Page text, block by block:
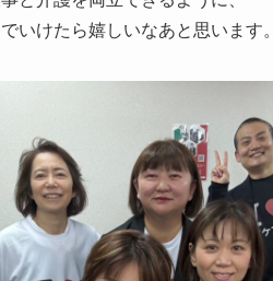
いけたら嬉しいなあと思います。